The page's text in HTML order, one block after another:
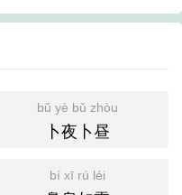
bǔ yè bǔ zhòu
卜夜卜昼
bí xī rú léi